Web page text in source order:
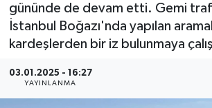
gününde de devam etti. Gemi
İstanbul Boğazı'nda yapılan
kardeşlerden bir iz bulunmaya
03.01.2025 - 16:27
YAYINLANMA
KÜLTÜR SANAT
SAĞLIK
BİLİM VE TEKNOLOJİ
Haber Arşivi